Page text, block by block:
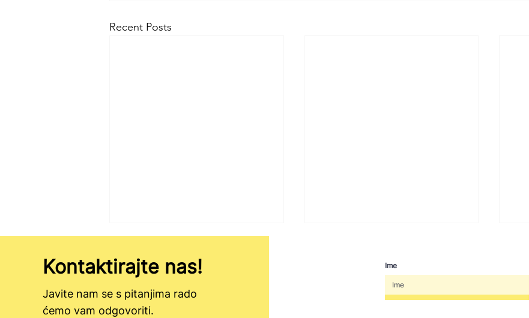
Recent Posts
Kontaktirajte nas!
Javite nam se s pitanjima rado
ćemo vam odgovoriti.
Ime